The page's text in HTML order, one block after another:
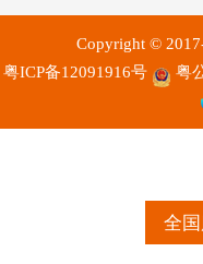
全
Copyright ©
粤ICP备12091916号
粤